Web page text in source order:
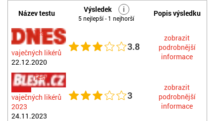
Název testu Výsledek i
5 nejlepší - 1 nejhorší
Popis výsledku
Test
vaječných likérů
22.12.2020
3.8
zobrazit
podrobnější
informace
Test
vaječných likérů
2023
24.11.2023
3
zobrazit
podrobnější
informace